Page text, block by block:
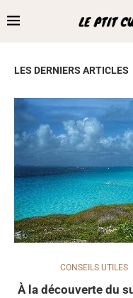
LES DERNIERS ARTICLES
CONSEILS UTILES
À la découverte du